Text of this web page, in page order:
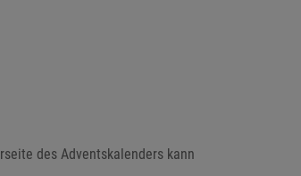
des Adventskalenders kann